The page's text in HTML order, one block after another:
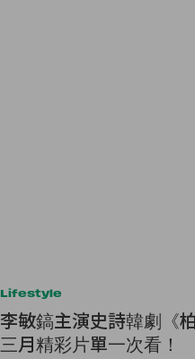
Lifestyle
李敏鎬主演史詩韓劇《
三月精彩片單一次看！